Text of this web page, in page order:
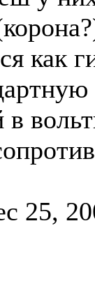
как
в
25,